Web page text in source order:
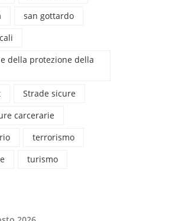
san gottardo
della protezione della
Strade sicure
carcerarie
terrorismo
turismo